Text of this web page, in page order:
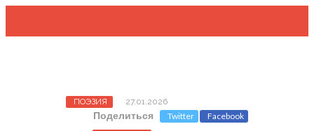
ПОЭЗИЯ 27.01.2026
Поделиться Twitter
Facebook